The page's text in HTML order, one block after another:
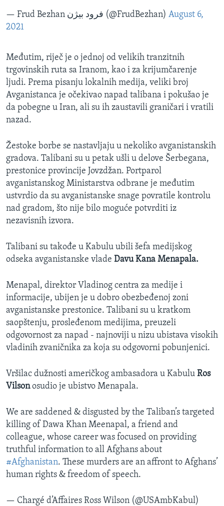
— Frud Bezhan فرود بيژن (@FrudBezhan) August 6,
2021
Međutim, riječ je o jednoj od velikih tranzitnih
trgovinskih ruta sa Iranom, kao i za krijumčarenje
ljudi. Prema pisanju lokalnih medija, veliki broj
Avganistanca je očekivao napad talibana i pokušao je
da pobegne u Iran, ali su ih zaustavili graničari i vratili
nazad.
Žestoke borbe se nastavljaju u nekoliko avganistanskih
gradova. Talibani su u petak ušli u delove Šerbegana,
prestonice provincije Jovzdžan. Portparol
avganistanskog Ministarstva odbrane je međutim
ustvrdio da su avganistanske snage povratile kontrolu
nad gradom, što nije bilo moguće potvrditi iz
nezavisnih izvora.
Talibani su takođe u Kabulu ubili šefa medijskog
odseka avganistanske vlade Davu Kana Menapala.
Menapal, direktor Vladinog centra za medije i
informacije, ubijen je u dobro obezbeđenoj zoni
avganistanske prestonice. Talibani su u kratkom
saopštenju, prosleđenom medijima, preuzeli
odgovornost za napad - najnoviji u nizu ubistava visokih
vladinih zvaničnika za koja su odgovorni pobunjenici.
Vršilac dužnosti američkog ambasadora u Kabulu Ros
Vilsonosudio je ubistvo Menapala.
We are saddened & disgusted by the Taliban’s targeted
killing of Dawa Khan Meenapal, a friend and
colleague, whose career was focused on providing
truthful information to all Afghans about
#Afghanistan. These murders are an affront to Afghans’
human rights & freedom of speech.
— Chargé d’Affaires Ross Wilson (@USAmbKabul)